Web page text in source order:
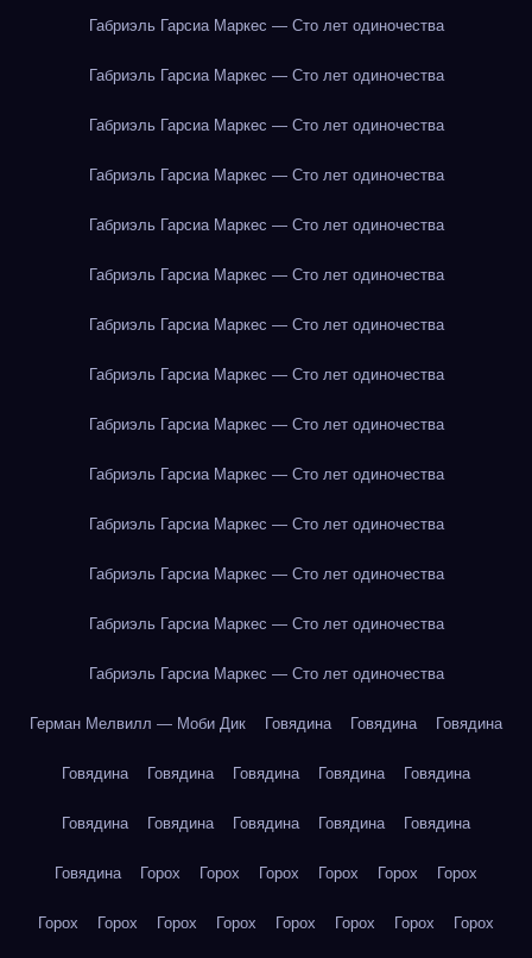
Габриэль Гарсиа Маркес — Сто лет одиночества
Габриэль Гарсиа Маркес — Сто лет одиночества
Габриэль Гарсиа Маркес — Сто лет одиночества
Габриэль Гарсиа Маркес — Сто лет одиночества
Габриэль Гарсиа Маркес — Сто лет одиночества
Габриэль Гарсиа Маркес — Сто лет одиночества
Габриэль Гарсиа Маркес — Сто лет одиночества
Габриэль Гарсиа Маркес — Сто лет одиночества
Габриэль Гарсиа Маркес — Сто лет одиночества
Габриэль Гарсиа Маркес — Сто лет одиночества
Габриэль Гарсиа Маркес — Сто лет одиночества
Габриэль Гарсиа Маркес — Сто лет одиночества
Габриэль Гарсиа Маркес — Сто лет одиночества
Габриэль Гарсиа Маркес — Сто лет одиночества
Герман Мелвилл — Моби Дик Говядина Говядина Говядина
Говядина Говядина Говядина Говядина Говядина
Говядина Говядина Говядина Говядина Говядина
Говядина Горох Горох Горох Горох Горох Горох
Горох Горох Горох Горох Горох Горох Горох Горох